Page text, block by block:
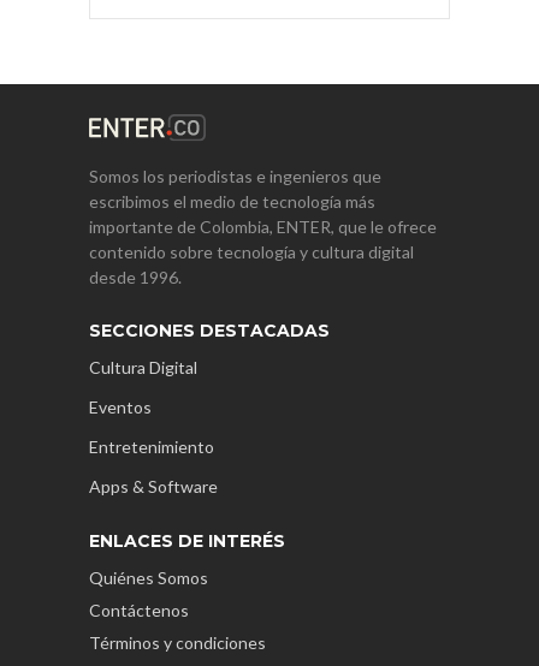
Somos los periodistas e ingenieros que
escribimos el medio de tecnología más
importante de Colombia, ENTER, que le ofrece
contenido sobre tecnología y cultura digital
desde 1996.
SECCIONES DESTACADAS
Cultura Digital
Eventos
Entretenimiento
Apps & Software
ENLACES DE INTERÉS
Quiénes Somos
Contáctenos
Términos y condiciones